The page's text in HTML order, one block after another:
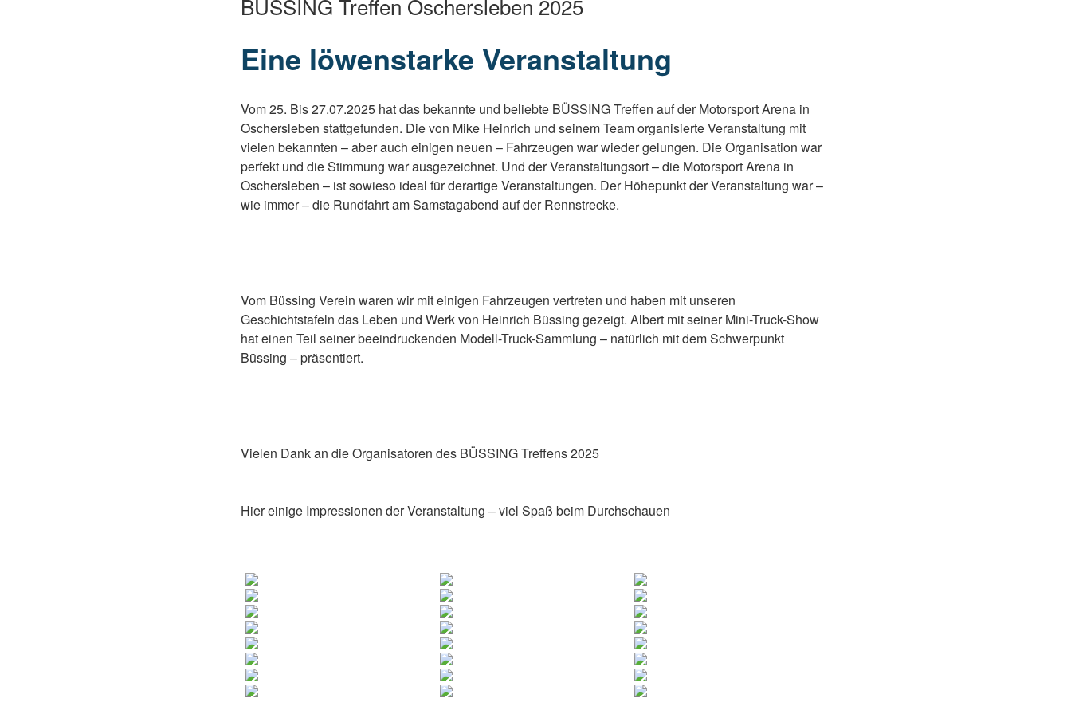
Eine löwenstarke Veranstaltung
Vom 25. Bis 27.07.2025 hat das bekannte und beliebte BÜSSING Treffen auf der Motorsport Arena in
Oschersleben stattgefunden. Die von Mike Heinrich und seinem Team organisierte Veranstaltung mit
vielen bekannten – aber auch einigen neuen – Fahrzeugen war wieder gelungen. Die Organisation war
perfekt und die Stimmung war ausgezeichnet. Und der Veranstaltungsort – die Motorsport Arena in
Oschersleben – ist sowieso ideal für derartige Veranstaltungen. Der Höhepunkt der Veranstaltung war –
wie immer – die Rundfahrt am Samstagabend auf der Rennstrecke.
Vom Büssing Verein waren wir mit einigen Fahrzeugen vertreten und haben mit unseren
Geschichtstafeln das Leben und Werk von Heinrich Büssing gezeigt. Albert mit seiner Mini-Truck-Show
hat einen Teil seiner beeindruckenden Modell-Truck-Sammlung – natürlich mit dem Schwerpunkt
Büssing – präsentiert.
Vielen Dank an die Organisatoren des BÜSSING Treffens 2025
Hier einige Impressionen der Veranstaltung – viel Spaß beim Durchschauen